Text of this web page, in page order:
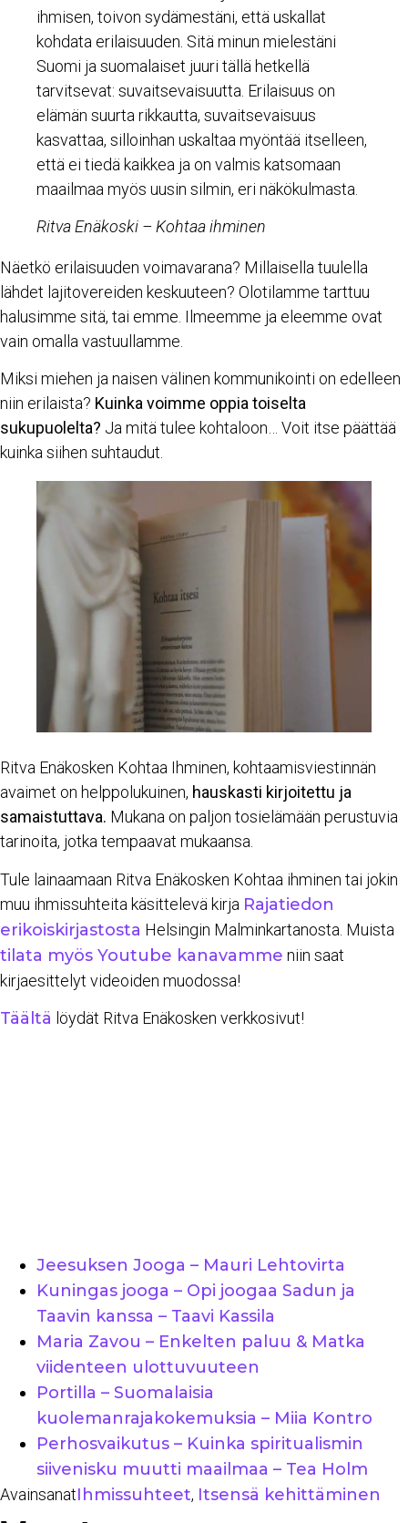
ihmisen, toivon sydämestäni, että uskallat
kohdata erilaisuuden. Sitä minun mielestäni
Suomi ja suomalaiset juuri tällä hetkellä
tarvitsevat: suvaitsevaisuutta. Erilaisuus on
elämän suurta rikkautta, suvaitsevaisuus
kasvattaa, silloinhan uskaltaa myöntää itselleen,
että ei tiedä kaikkea ja on valmis katsomaan
maailmaa myös uusin silmin, eri näkökulmasta.
Ritva Enäkoski – Kohtaa ihminen
Näetkö erilaisuuden voimavarana? Millaisella tuulella
lähdet lajitovereiden keskuuteen? Olotilamme tarttuu
halusimme sitä, tai emme. Ilmeemme ja eleemme ovat
vain omalla vastuullamme.
Miksi miehen ja naisen välinen kommunikointi on edelleen
niin erilaista? Kuinka voimme oppia toiselta
sukupuolelta? Ja mitä tulee kohtaloon… Voit itse päättää
kuinka siihen suhtaudut.
Ritva Enäkosken Kohtaa Ihminen, kohtaamisviestinnän
avaimet on helppolukuinen, hauskasti kirjoitettu ja
samaistuttava. Mukana on paljon tosielämään perustuvia
tarinoita, jotka tempaavat mukaansa.
Tule lainaamaan Ritva Enäkosken Kohtaa ihminen tai jokin
muu ihmissuhteita käsittelevä kirja Rajatiedon
erikoiskirjastosta Helsingin Malminkartanosta. Muista
tilata myös Youtube kanavamme niin saat
kirjaesittelyt videoiden muodossa!
Täältä löydät Ritva Enäkosken verkkosivut!
Jeesuksen Jooga – Mauri Lehtovirta
Kuningas jooga – Opi joogaa Sadun ja
Taavin kanssa – Taavi Kassila
Maria Zavou – Enkelten paluu & Matka
viidenteen ulottuvuuteen
Portilla – Suomalaisia
kuolemanrajakokemuksia – Miia Kontro
Perhosvaikutus – Kuinka spiritualismin
siivenisku muutti maailmaa – Tea Holm
AvainsanatIhmissuhteet, Itsensä kehittäminen